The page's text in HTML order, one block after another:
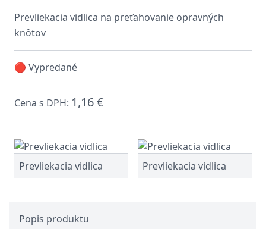
Prevliekacia vidlica na preťahovanie opravných
knôtov
🔴 Vypredané
Cena s DPH: 1,16 €
Prevliekacia vidlica Prevliekacia vidlica
Popis produktu